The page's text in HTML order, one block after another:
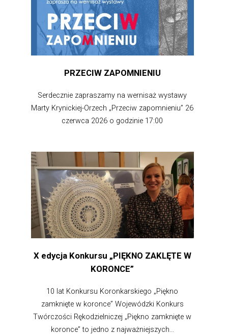
PRZECIW ZAPOMNIENIU
Serdecznie zapraszamy na wernisaż wystawy
Marty Krynickiej-Orzech „Przeciw zapomnieniu” 26
czerwca 2026 o godzinie 17:00
X edycja Konkursu „PIĘKNO ZAKLĘTE W
KORONCE”
10 lat Konkursu Koronkarskiego „Piękno
zamknięte w koronce” Wojewódzki Konkurs
Twórczości Rękodzielniczej „Piękno zamknięte w
koronce” to jedno z najważniejszych...